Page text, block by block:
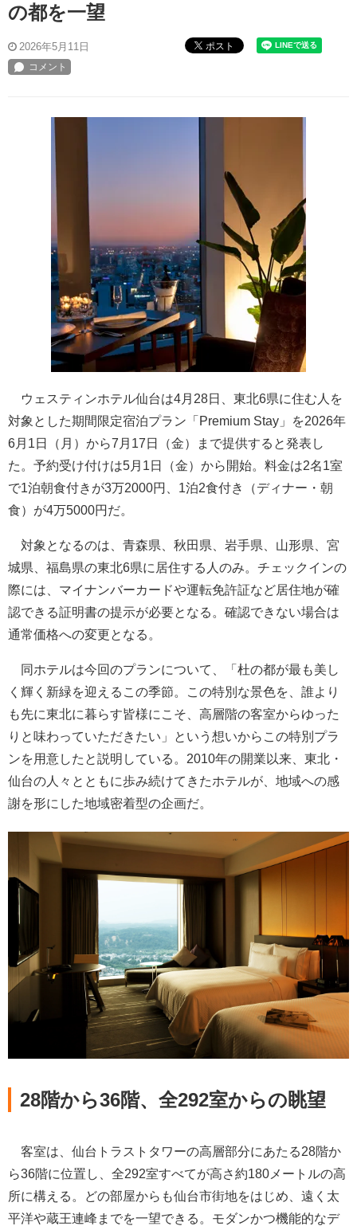
の都を一望
2026年5月11日 ポスト
ウェスティンホテル仙台は4月28日、東北6県に住む人を
対象とした期間限定宿泊プラン「Premium Stay」を2026年
6月1日（月）から7月17日（金）まで提供すると発表し
た。予約受け付けは5月1日（金）から開始。料金は2名1室
で1泊朝食付きが3万2000円、1泊2食付き（ディナー・朝
食）が4万5000円だ。
対象となるのは、青森県、秋田県、岩手県、山形県、宮
城県、福島県の東北6県に居住する人のみ。チェックインの
際には、マイナンバーカードや運転免許証など居住地が確
認できる証明書の提示が必要となる。確認できない場合は
通常価格への変更となる。
同ホテルは今回のプランについて、「杜の都が最も美し
く輝く新緑を迎えるこの季節。この特別な景色を、誰より
も先に東北に暮らす皆様にこそ、高層階の客室からゆった
りと味わっていただきたい」という想いからこの特別プラ
ンを用意したと説明している。2010年の開業以来、東北・
仙台の人々とともに歩み続けてきたホテルが、地域への感
謝を形にした地域密着型の企画だ。
28階から36階、全292室からの眺望
客室は、仙台トラストタワーの高層部分にあたる28階か
ら36階に位置し、全292室すべてが高さ約180メートルの高
所に構える。どの部屋からも仙台市街地をはじめ、遠く太
平洋や蔵王連峰までを一望できる。モダンかつ機能的なデ